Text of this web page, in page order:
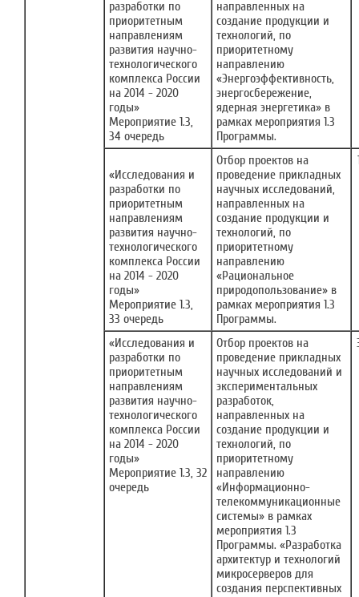
разработки по
приоритетным
направлениям
развития научно-
технологического
комплекса России
на 2014 - 2020
годы»
Мероприятие 1.3,
34 очередь
направленных на
создание продукции и
технологий, по
приоритетному
направлению
«Энергоэффективность,
энергосбережение,
ядерная энергетика» в
рамках мероприятия 1.3
Программы.
«Исследования и
разработки по
приоритетным
направлениям
развития научно-
технологического
комплекса России
на 2014 - 2020
годы»
Мероприятие 1.3,
33 очередь
Отбор проектов на
проведение прикладных
научных исследований,
направленных на
создание продукции и
технологий, по
приоритетному
направлению
«Рациональное
природопользование» в
рамках мероприятия 1.3
Программы.
«Исследования и
разработки по
приоритетным
направлениям
развития научно-
технологического
комплекса России
на 2014 - 2020
годы»
Мероприятие 1.3, 32
очередь
Отбор проектов на
проведение прикладных
научных исследований и
экспериментальных
разработок,
направленных на
создание продукции и
технологий, по
приоритетному
направлению
«Информационно-
телекоммуникационные
системы» в рамках
мероприятия 1.3
Программы. «Разработка
архитектур и технологий
микросерверов для
создания перспективных